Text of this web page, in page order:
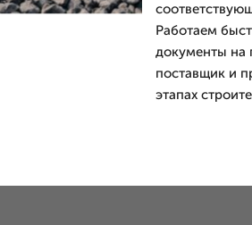
Работаем
документы на
поставщик и
этапах